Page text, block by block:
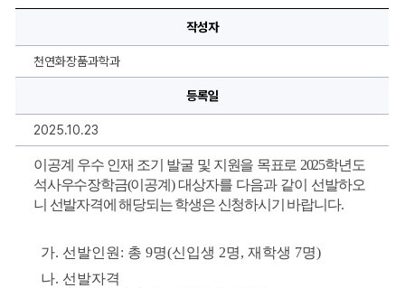
도
우
대
작성자
천연화장품과학과
등록일
2025.10.23
이공계 우수 인재 조기 발굴 및 지원을 목표로 2025학년도
석사우수장학금(이공계 ) 대상자를 다음과 같이 선발하오
니 선발자격에 해당되는 학생은 신청하시기 바랍니다.
가. 선발인원 : 총 9명(신입생 2명, 재학생 7명)
나. 선발자격